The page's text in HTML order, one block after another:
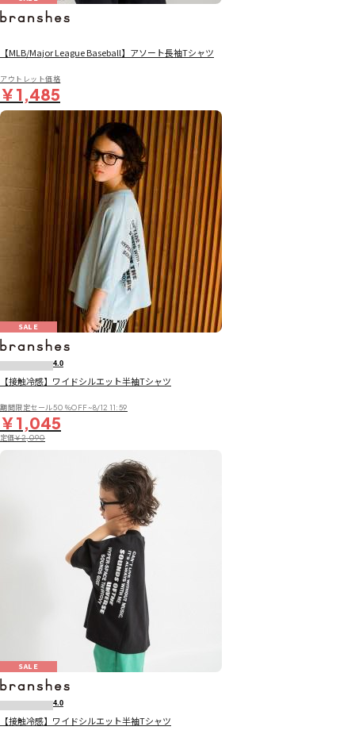
【MLB/Major League Baseball】アソート長袖Tシャツ
アウトレット価格
￥1,485
SALE
4.0
【接触冷感】ワイドシルエット半袖Tシャツ
期間限定セール50％OFF~8/12 11:59
￥1,045
定価￥2,090
SALE
4.0
【接触冷感】ワイドシルエット半袖Tシャツ